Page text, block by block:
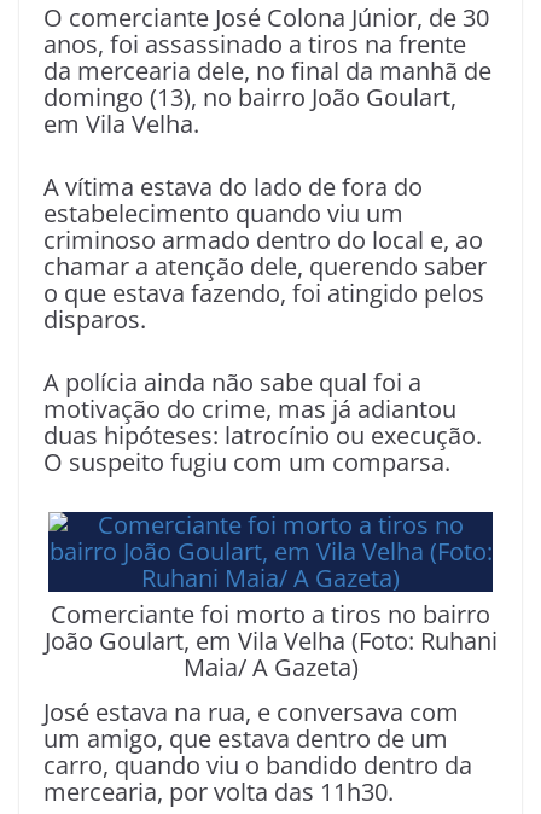
O comerciante José Colona Júnior, de 30
anos, foi assassinado a tiros na frente
da mercearia dele, no final da manhã de
domingo (13), no bairro João Goulart,
em Vila Velha.
A vítima estava do lado de fora do
estabelecimento quando viu um
criminoso armado dentro do local e, ao
chamar a atenção dele, querendo saber
o que estava fazendo, foi atingido pelos
disparos.
A polícia ainda não sabe qual foi a
motivação do crime, mas já adiantou
duas hipóteses: latrocínio ou execução.
O suspeito fugiu com um comparsa.
Comerciante foi morto a tiros no bairro
João Goulart, em Vila Velha (Foto: Ruhani
Maia/ A Gazeta)
José estava na rua, e conversava com
um amigo, que estava dentro de um
carro, quando viu o bandido dentro da
mercearia, por volta das 11h30.